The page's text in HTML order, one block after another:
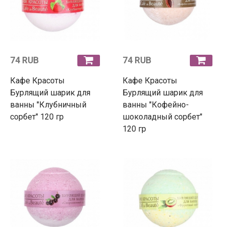
74 RUB
Кафе Красоты
Бурлящий шарик для
ванны "Клубничный
сорбет" 120 гр
74 RUB
Кафе Красоты
Бурлящий шарик для
ванны "Кофейно-
шоколадный сорбет"
120 гр